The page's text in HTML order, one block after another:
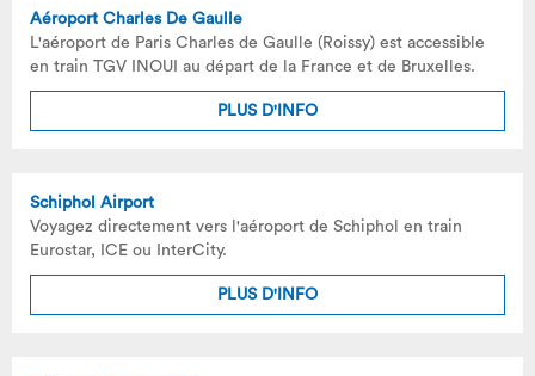
Aéroport Charles De Gaulle
L'aéroport de Paris Charles de Gaulle (Roissy) est accessible
en train TGV INOUI au départ de la France et de Bruxelles.
PLUS D'INFO
Schiphol Airport
Voyagez directement vers l'aéroport de Schiphol en train
Eurostar, ICE ou InterCity.
PLUS D'INFO